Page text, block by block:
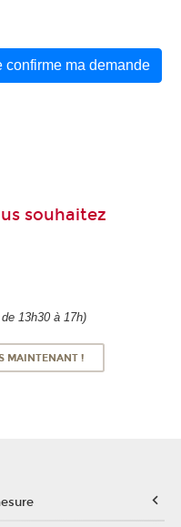
souhaitez
13h30 à 17h)
MAINTENANT !